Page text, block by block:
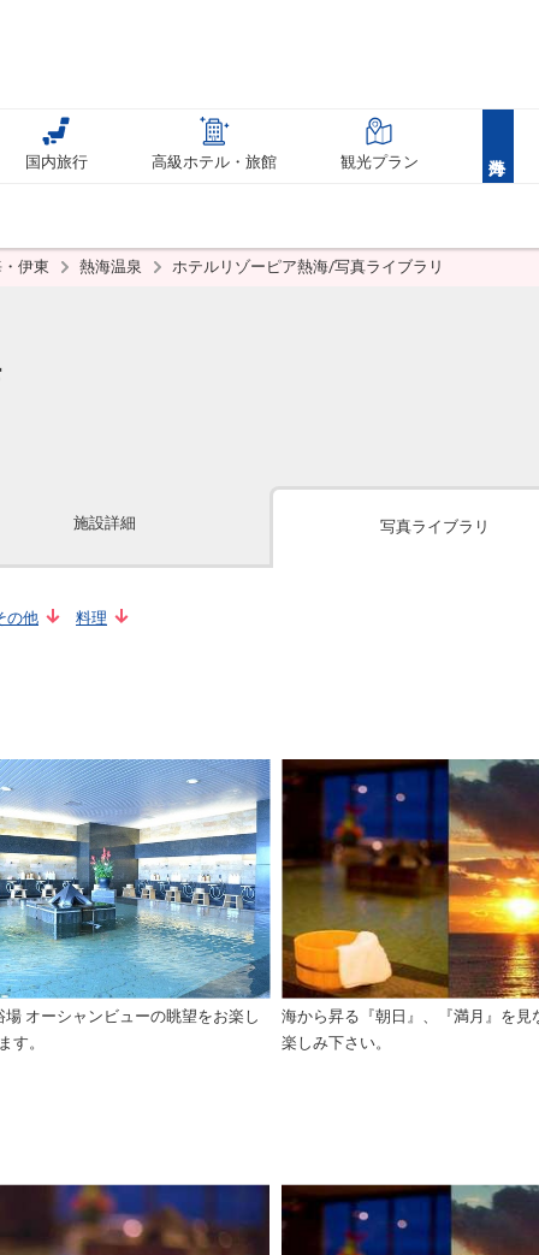
国内旅行 高級ホテル・旅館 観光プラン
伊東 熱海温泉 ホテルリゾーピア熱海/写真ライブラリ
施設詳細 写真ライブラリ
の他 料理
場 オーシャンビューの眺望をお楽し
す。
海から昇る『朝日』、『満月』を見
楽しみ下さい。